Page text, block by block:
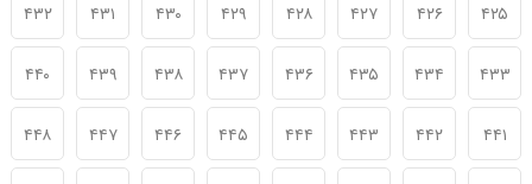
۴۲۵ ۴۲۶ ۴۲۷ ۴۲۸ ۴۲۹ ۴۳۰ ۴۳۱ ۴۳۲
۴۳۳ ۴۳۴ ۴۳۵ ۴۳۶ ۴۳۷ ۴۳۸ ۴۳۹ ۴۴۰
۴۴۱ ۴۴۲ ۴۴۳ ۴۴۴ ۴۴۵ ۴۴۶ ۴۴۷ ۴۴۸